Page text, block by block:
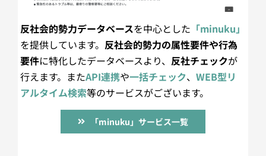
反社会的勢力データベースを中心とした 「minuku」
を提供しています。 反社会的勢力の属性要件や行為
要件に特化したデータベースより、 反社チェックが
行えます。またAPI連携や一括チェック、WEB型リ
アルタイム検索等のサービスがございます。
「minuku」サービス一覧